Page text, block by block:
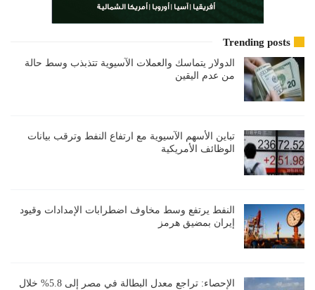
Trending posts
الدولار يتماسك والعملات الآسيوية تتذبذب وسط حالة
من عدم اليقين
تباين الأسهم الآسيوية مع ارتفاع النفط وترقب بيانات
الوظائف الأمريكية
النفط يرتفع وسط مخاوف اضطرابات الإمدادات وقيود
إيران بمضيق هرمز
الإحصاء: تراجع معدل البطالة في مصر إلى 5.8% خلال